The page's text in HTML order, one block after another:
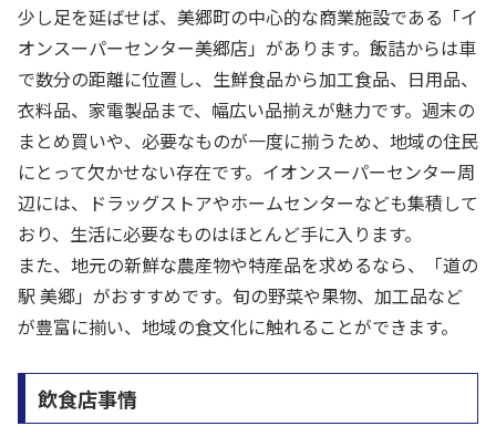
少し足を延ばせば、美郷町の中心的な商業施設である「イ
オンスーパーセンター美郷店」があります。飯詰からは車
で数分の距離に位置し、生鮮食品から加工食品、日用品、
衣料品、家電製品まで、幅広い品揃えが魅力です。週末の
まとめ買いや、必要なものが一度に揃うため、地域の住民
にとって欠かせない存在です。イオンスーパーセンター周
辺には、ドラッグストアやホームセンターなども集積して
おり、生活に必要なものはほとんど手に入ります。
また、地元の新鮮な農産物や特産品を求めるなら、「道の
駅 美郷」がおすすめです。旬の野菜や果物、加工品など
が豊富に揃い、地域の食文化に触れることができます。
飲食店事情